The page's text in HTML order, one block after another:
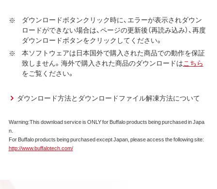
社ダウンロードサービスに提供される、全てのソフトウェ
ア（ユーティリティ・ファームウェア・ドライバなど）を含み
以下、本ソフトウェアといいます）の使用を許諾いたしま
す。
第1条 使用許諾
使用をお客様に非専属的に許諾します。
第2条 知的所有権
する法律ならびに条約によって保護されています。
本ソフトウェアは、本契約に規定される条件のもとで
ダウンロードボタンクリック時に、エラーが表示されダウン
ロードができない場合は、ページの更新後（再読み込み）、再度
ダウンロードボタンをクリックしてください。
本ソフトウェアは日本国外で購入された商品での動作を保証
致しません。海外で購入された商品のダウンロードはこちら
をご覧ください。
ダウンロード方法とダウンロードファイル解凍方法について
Warning:This download service is ONLY for Buffalo products being purchased in Japa
n.
For Buffalo products being purchased except Japan, please access the following site:
http://www.buffalotech.com/